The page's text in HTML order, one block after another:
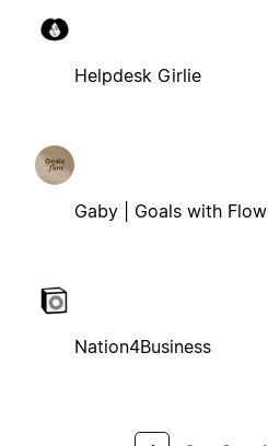
Helpdesk Girlie
Gaby | Goals with Flow
Nation4Business